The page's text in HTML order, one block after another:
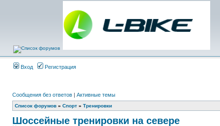
Вход Регистрация
Сообщения без ответов | Активные темы
Список форумов » Спорт » Тренировки
Шоссейные тренировки на севере